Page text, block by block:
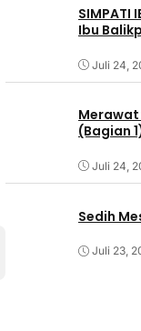
SIMPATI
Ibu
Juli 24,
Merawat
(Bagian
Juli 24,
Sedih
Juli 23,